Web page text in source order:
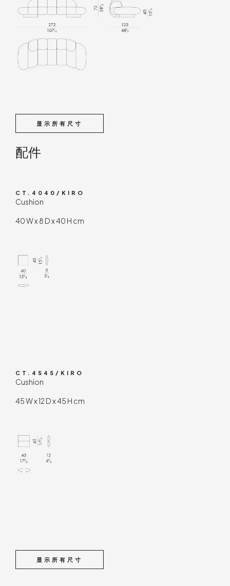
显示所有尺寸
配件
CT.4040/KIRO
Cushion
40 W x 8 D x 40 H cm
CT.4545/KIRO
Cushion
45 W x 12 D x 45 H cm
显示所有尺寸